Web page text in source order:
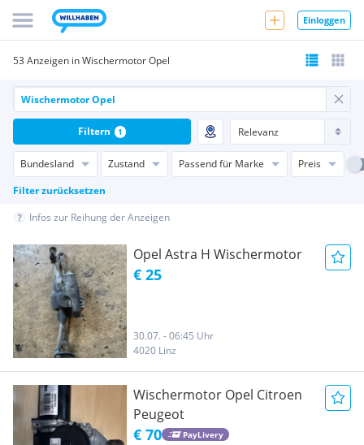
Einloggen
53 Anzeigen in Wischermotor Opel
Bundesland Zustand Passend für Marke
Preis
Filter zurücksetzen
Filtern 1
Infos zur Reihung der Anzeigen
Opel Astra H Wischermotor
€ 25
30.07. - 06:45 Uhr
4020 Linz
Wischermotor Opel Citroen
Peugeot
€ 70 PayLivery